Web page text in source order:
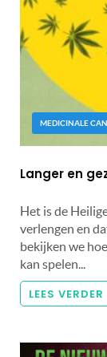
MEDICINALE
Langer en
Het is de
verlengen en
bekijken we
kan spelen...
LEES VERDER